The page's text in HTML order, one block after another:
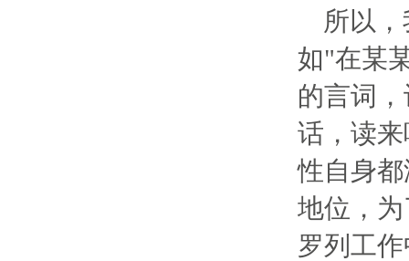
所以
如"在某
的言词
话，读
性自身
地位，
罗列工